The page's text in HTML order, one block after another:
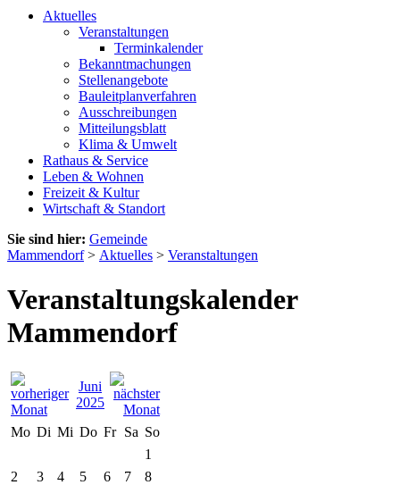
Aktuelles
Veranstaltungen
Terminkalender
Bekanntmachungen
Stellenangebote
Bauleitplanverfahren
Ausschreibungen
Mitteilungsblatt
Klima & Umwelt
Rathaus & Service
Leben & Wohnen
Freizeit & Kultur
Wirtschaft & Standort
Sie sind hier: Gemeinde
Mammendorf> Aktuelles > Veranstaltungen
Veranstaltungskalender
Mammendorf
Juni
2025
Mo Di Mi Do Fr Sa So
1
2
3 4 5 6 7
8